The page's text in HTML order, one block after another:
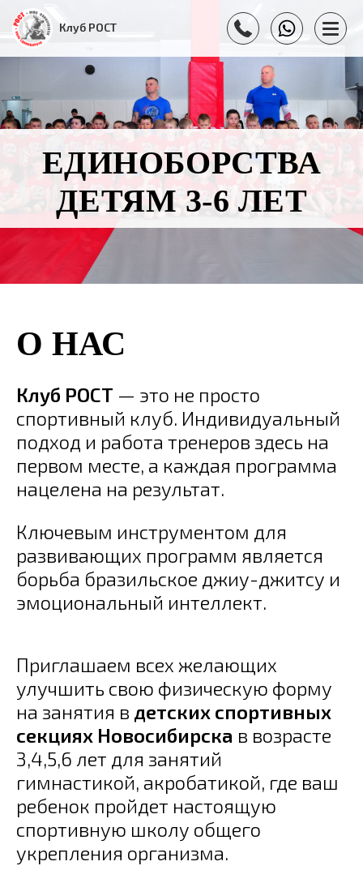
Клуб РОСТ
ЕДИНОБОРСТВА
ДЕТЯМ 3-6 ЛЕТ
О НАС
Клуб РОСТ — это не просто
спортивный клуб. Индивидуальный
подход и работа тренеров здесь на
первом месте, а каждая программа
нацелена на результат.
Ключевым инструментом для
развивающих программ является
борьба бразильское джиу-джитсу и
эмоциональный интеллект.
Приглашаем всех желающих
улучшить свою физическую форму
на занятия в детских спортивных
секциях Новосибирска в возрасте
3,4,5,6 лет для занятий
гимнастикой, акробатикой, где ваш
ребенок пройдет настоящую
спортивную школу общего
укрепления организма.